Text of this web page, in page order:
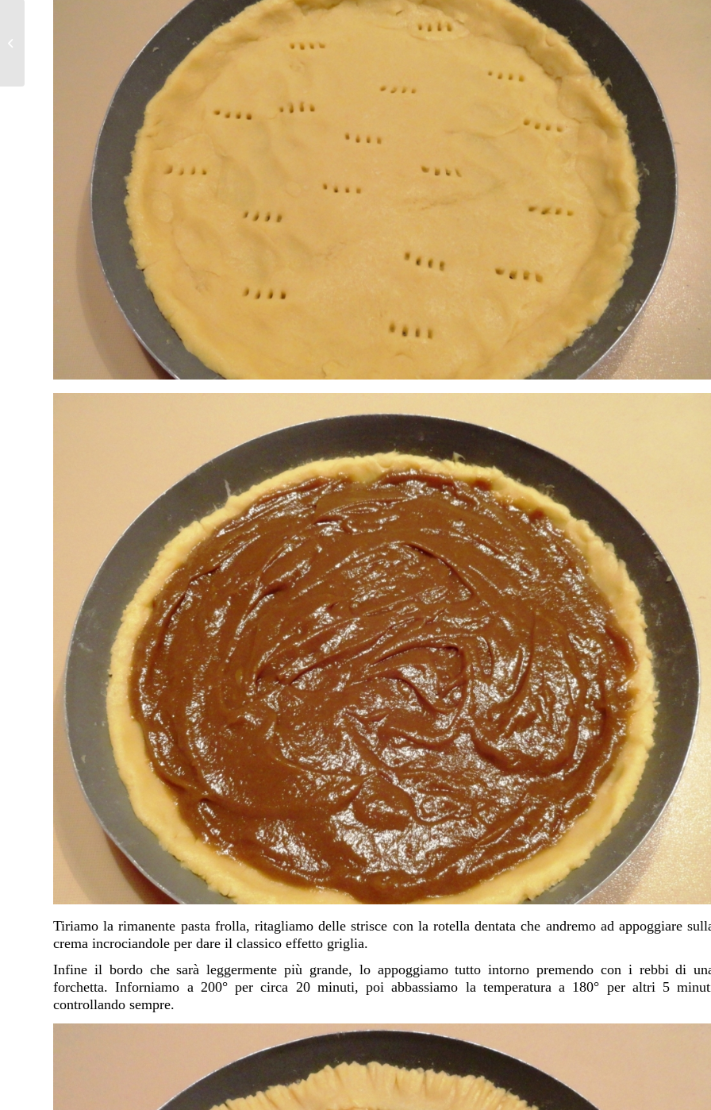
Tiriamo la rimanente pasta frolla, ritagliamo delle strisce con la rotella dentata che andremo ad appoggiare
crema incrociandole per dare il classico effetto griglia.
Infine il bordo che sarà leggermente più grande, lo appoggiamo tutto intorno premendo con i rebbi di
forchetta. Inforniamo a 200° per circa 20 minuti, poi abbassiamo la temperatura a 180° per altri 5
controllando sempre.